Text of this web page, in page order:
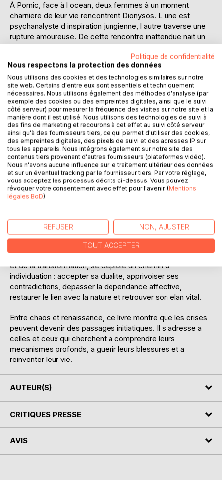
À Pornic, face à l ocean, deux femmes à un moment
charniere de leur vie rencontrent Dionysos. L une est
psychanalyste d inspiration jungienne, l autre traverse une
rupture amoureuse. De cette rencontre inattendue nait un
dialogue profond entre mythe et realite, ou le dieu de l
ivresse sacree, du chaos et de la metamorphose livre son
histoire intime.
A la croisee du roman initiatique et de l essai symbolique,
ce recit mele mythologie grecque, psychanalyse jungienne
et exploration des reves pour proposer une nouvelle
comprehension de la psyche humaine. A travers l analyse
des archetypes, du symbolisme et du travail sur l ombre, il
eclaire des enjeux contemporains tels que la dependance
affective, les projections, l addiction, les blessures du
feminin, la sororité, ou encore la dualite interieure.
Mais ce livre va au dela du recit. Il propose des outils
concrets pour explorer son monde interieur : interpretation
des reves, imagination active, rituels, creativite et lecture
inconscient, reconnaitre ses parts d ombre, sortir des
schemas repetitifs et acceder au Soi.
En miroir du parcours de Dionysos, figure du feminin sacre
et de la transformation, se deploie un chemin d
individuation : accepter sa dualite, apprivoiser ses
contradictions, depasser la dependance affective,
restaurer le lien avec la nature et retrouver son elan vital.
Entre chaos et renaissance, ce livre montre que les crises
peuvent devenir des passages initiatiques. Il s adresse a
celles et ceux qui cherchent a comprendre leurs
mecanismes profonds, a guerir leurs blessures et a
reinventer leur vie.
AUTEUR(S)
CRITIQUES PRESSE
AVIS
Politique de confidentialité
Nous respectons la protection des données
Nous utilisons des cookies et des technologies similaires sur notre
site web. Certains d'entre eux sont essentiels et techniquement
nécessaires. Nous utilisons également des méthodes d'analyse (par
exemple des cookies ou des empreintes digitales, ainsi que le suivi
côté serveur) pour mesurer la fréquence des visites sur notre site et la
manière dont il est utilisé. Nous utilisons des technologies de suivi à
des fins de marketing et recourons à cet effet au suivi côté serveur
ainsi qu'à des fournisseurs tiers, ce qui permet d'utiliser des cookies,
des empreintes digitales, des pixels de suivi et des adresses IP sur
tous les appareils. Nous intégrons également sur notre site des
contenus tiers provenant d'autres fournisseurs (plateformes vidéo).
Nous n'avons aucune influence sur le traitement ultérieur des données
et sur un éventuel tracking par le fournisseur tiers. Par votre réglage,
vous acceptez les processus décrits ci-dessus. Vous pouvez
révoquer votre consentement avec effet pour l'avenir. (Mentions
légales BoD)
REFUSER NON, AJUSTER
TOUT ACCEPTER